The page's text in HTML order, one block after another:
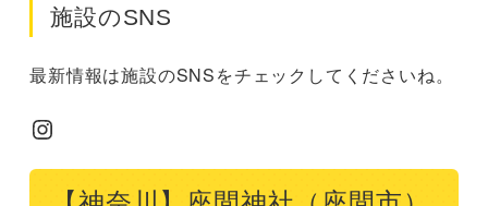
施設のSNS
最新情報は施設のSNSをチェックしてくださいね。
Instagram